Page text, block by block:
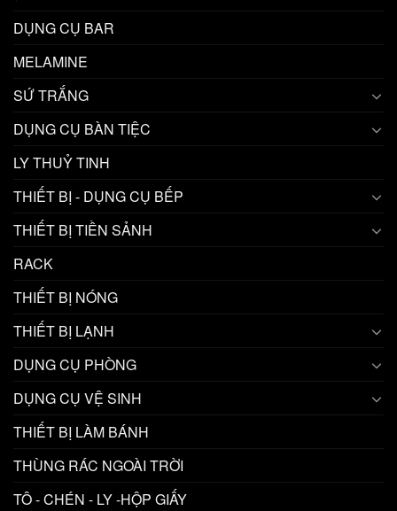
DỤNG CỤ BAR
MELAMINE
SỨ TRẮNG
DỤNG CỤ BÀN TIỆC
LY THUỶ TINH
THIẾT BỊ - DỤNG CỤ BẾP
THIẾT BỊ TIỀN SẢNH
RACK
THIẾT BỊ NÓNG
THIẾT BỊ LẠNH
DỤNG CỤ PHÒNG
DỤNG CỤ VỆ SINH
THIẾT BỊ LÀM BÁNH
THÙNG RÁC NGOÀI TRỜI
TÔ - CHÉN - LY -HỘP GIẤY